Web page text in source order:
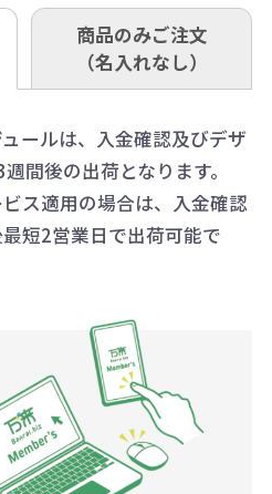
（土・日・祝日を
の数量を印刷すると、1
刷代単価がお安くなり
少なく一定数に満たな
計算ではなく、印刷
を一式頂戴する場合が
法によって異なります
了承ください。
満（1式：18,000円）
の場合：42円（1個
数料はお客さま負担と
ご注意ください。
中までにご注文とご入
ば翌日着でお送りする
、ご相談ください。最
ます。
の納品の場合、別途送
合がございます。
ご確認ください。
商品のみご注文
（名入れなし）
ールは、入金確認及びデザ
間後の出荷となります。
ス適用の場合は、入金確認
短2営業日で出荷可能で